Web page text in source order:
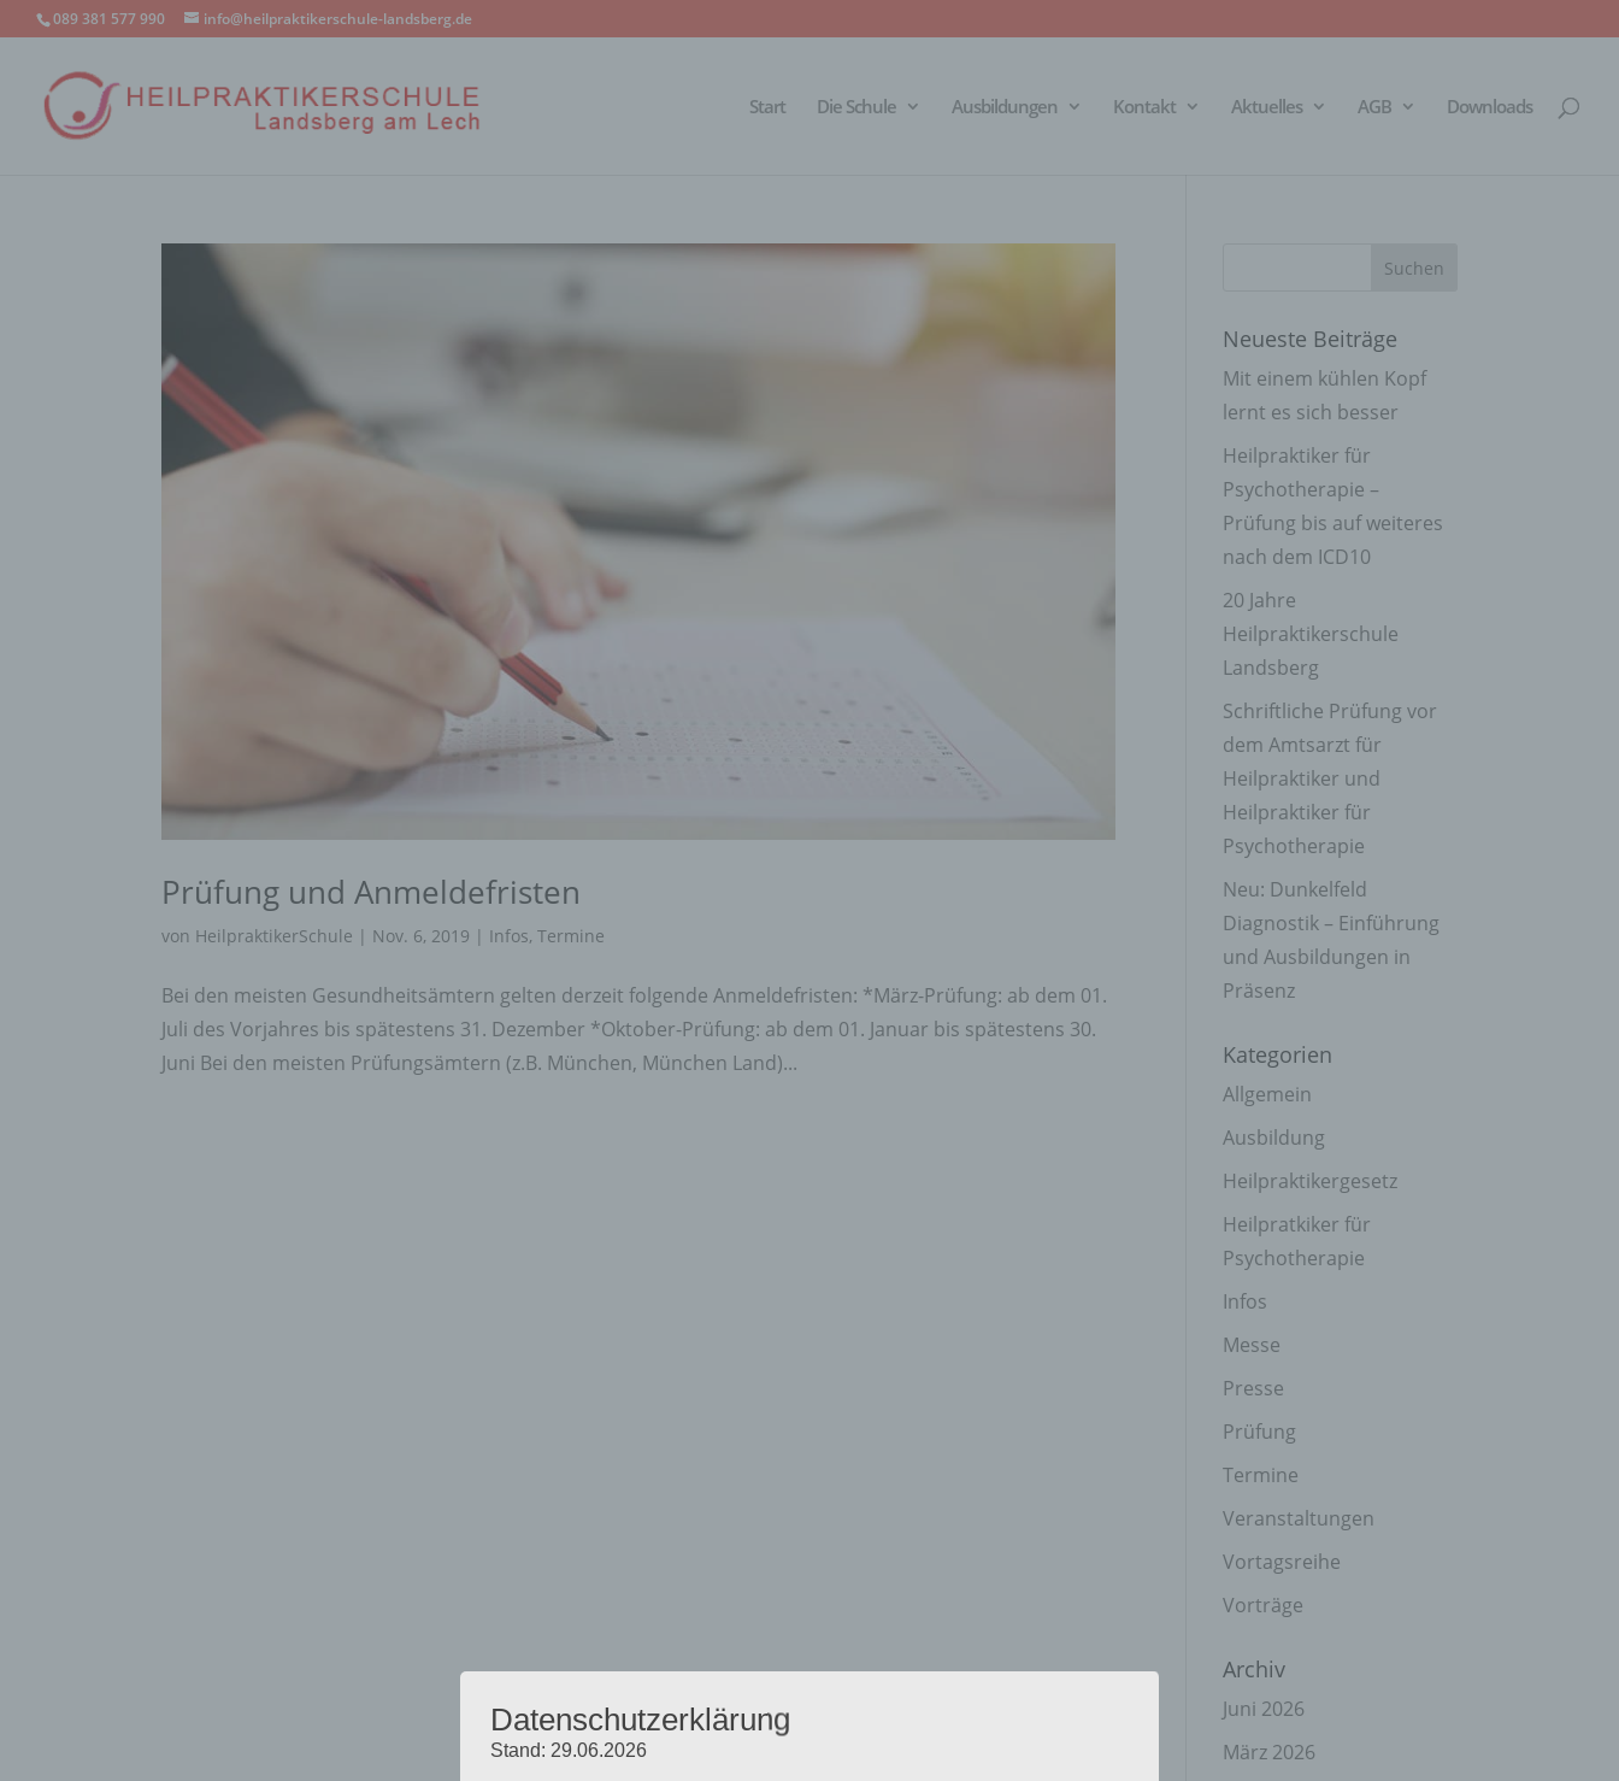
089 381 577 990 info@heilpraktikerschule-landsberg.de
Start Die Schule Ausbildungen Kontakt Aktuelles AGB Downloads
Prüfung und Anmeldefristen
von HeilpraktikerSchule | Nov. 6, 2019 | Infos,Termine
Bei den meisten Gesundheitsämtern gelten derzeit folgende Anmeldefristen: *März-Prüfung: ab dem 01.
Juli des Vorjahres bis spätestens 31. Dezember *Oktober-Prüfung: ab dem 01. Januar bis spätestens 30.
Juni Bei den meisten Prüfungsämtern (z.B. München, München Land)...
Neueste Beiträge
Mit einem kühlen Kopf
lernt es sich besser
Heilpraktiker für
Psychotherapie –
Prüfung bis auf weiteres
nach dem ICD10
20 Jahre
Heilpraktikerschule
Landsberg
Schriftliche Prüfung vor
dem Amtsarzt für
Heilpraktiker und
Heilpraktiker für
Psychotherapie
Neu: Dunkelfeld
Diagnostik – Einführung
und Ausbildungen in
Präsenz
Kategorien
Allgemein
Ausbildung
Heilpraktikergesetz
Heilpratkiker für
Psychotherapie
Infos
Messe
Presse
Prüfung
Termine
Veranstaltungen
Vortagsreihe
Vorträge
Archiv
Juni 2026
März 2026
Datenschutzerklärung
Stand: 29.06.2026